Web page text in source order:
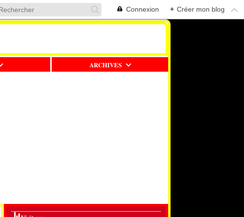
Connexion + Créer mon blog
ARCHIVES